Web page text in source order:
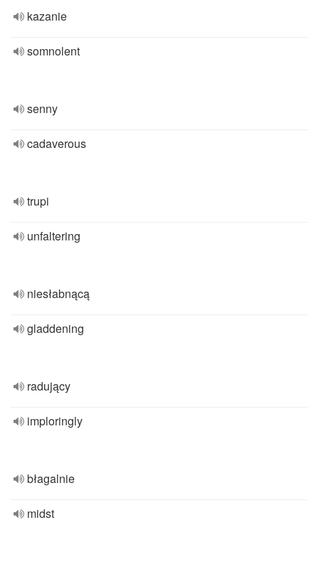
kazanie
somnolent
senny
cadaverous
trupi
unfaltering
niesłabnącą
gladdening
radujący
imploringly
błagalnie
midst